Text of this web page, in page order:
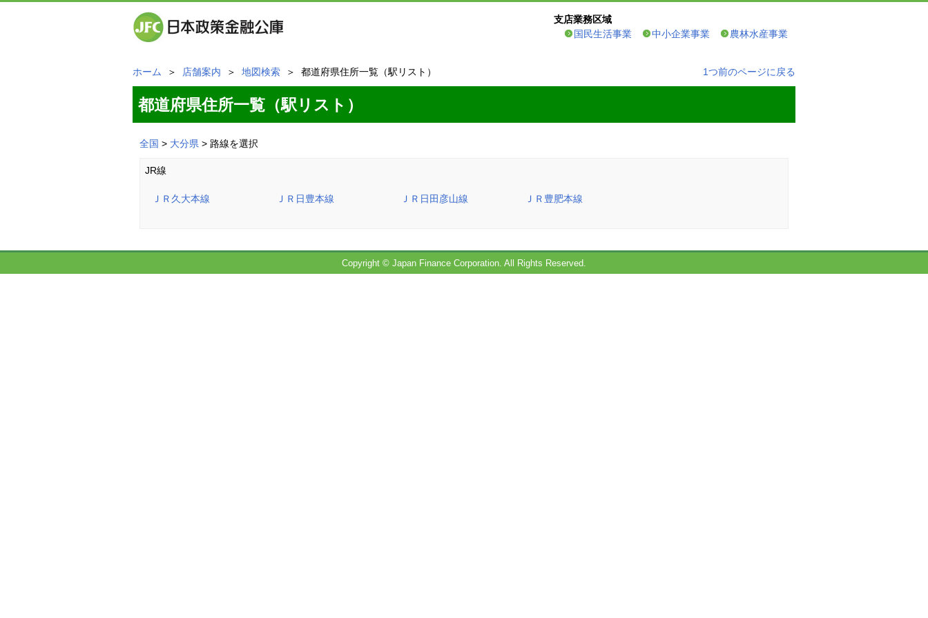
支店業務区域
国民生活事業
中小企業事業 農林水産事業
ホーム ＞ 店舗案内 ＞ 地図検索 ＞ 都道府県住所一覧（駅リスト） 1つ前のページに戻る
都道府県住所一覧（駅リスト）
全国 > 大分県 > 路線を選択
JR線
ＪＲ久大本線 ＪＲ日豊本線 ＪＲ日田彦山線 ＪＲ豊肥本線
Copyright © Japan Finance Corporation. All Rights Reserved.